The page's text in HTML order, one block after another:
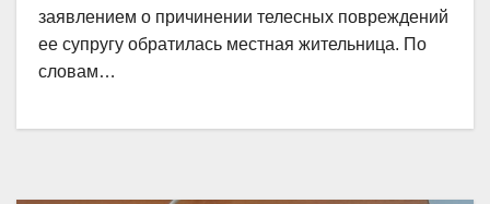
заявлением о причинении телесных повреждений
ее супругу обратилась местная жительница. По
словам…